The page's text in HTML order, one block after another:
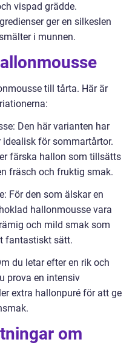
vispad grädde.
ger en silkeslen
i munnen.
till tårta. Här är
Den här varianten har
för sommartårtor.
färska hallon som tillsätts
fräsch och fruktig smak.
För den som älskar en
hallonmousse vara
och mild smak som
fantastiskt sätt.
du letar efter en rik och
prova en intensiv
extra hallonpuré för att ge
om